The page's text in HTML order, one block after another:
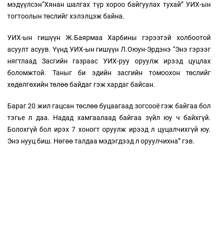
мэдүүлсэн“Хянан шалгах түр хороо байгуулах тухай” УИХ-ын
тогтоолын төслийг хэлэлцэж байна.
УИХ-ын гишүүн Ж.Баярмаа Харбины гэрээтэй холбоотой
асуулт асуув. Үүнд УИХ-ын гишүүн Л.Оюун-Эрдэнэ “Энэ гэрээг
нягтлаад Засгийн газраас УИХ-руу оруулж ирээд цуцлах
боломжтой. Таныг би эдийн засгийн томоохон төслийг
хөдөлгөхийн төлөө байдаг гэж хардаг байсан.
Бараг 20 жил гацсан төслөө буцаагаад зогсооё гэж байгаа бол
тэгье л даа. Надад хамгаалаад байгаа зүйл юу ч байхгүй.
Болохгүй бол ирэх 7 хоногт оруулж ирээд л цуцалчихгүй юу.
Энэ нууц биш. Нөгөө талдаа мэдэгдээд л оруулчихна” гэв.